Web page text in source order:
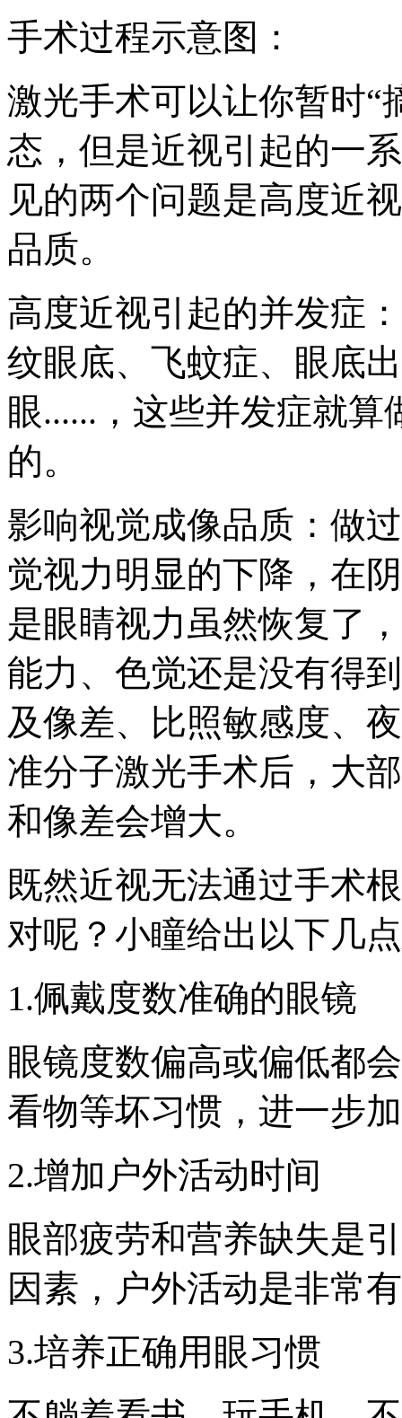
手术过程示意图：
激光手术可以让你暂时“
态，但是近视引起的一
见的两个问题是高度近
品质。
高度近视引起的并发症
纹眼底、飞蚊症、眼底
眼......，这些并发症就
的。
影响视觉成像品质：做
觉视力明显的下降，在
是眼睛视力虽然恢复了
能力、色觉还是没有得
及像差、比照敏感度、
准分子激光手术后，大
和像差会增大。
既然近视无法通过手术
对呢？小瞳给出以下几
1.佩戴度数准确的眼镜
眼镜度数偏高或偏低都
看物等坏习惯，进一步
2.增加户外活动时间
眼部疲劳和营养缺失是
因素，户外活动是非常
3.培养正确用眼习惯